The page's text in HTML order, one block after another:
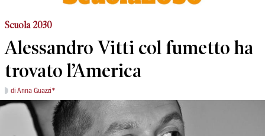
Scuola 2030
Alessandro Vitti col fumetto ha
trovato l’America
di Anna Guazzi*